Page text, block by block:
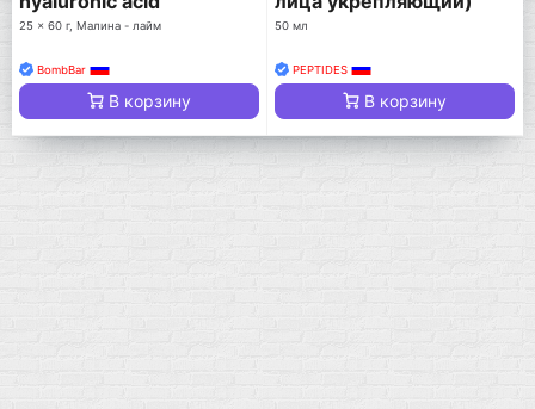
25 x 60 г, Малина - лайм
BombBar
В корзину
50 мл
PEPTIDES
В корзину